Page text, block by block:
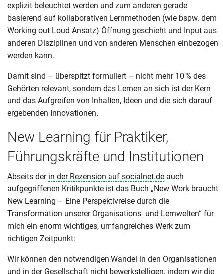
explizit beleuchtet werden und zum anderen gerade
basierend auf kollaborativen Lernmethoden (wie bspw. dem
Working out Loud Ansatz) Öffnung geschieht und Input aus
anderen Disziplinen und von anderen Menschen einbezogen
werden kann.
Damit sind – überspitzt formuliert – nicht mehr 10 % des
Gehörten relevant, sondern das Lernen an sich ist der Kern
und das Aufgreifen von Inhalten, Ideen und die sich darauf
ergebenden Innovationen.
New Learning für Praktiker,
Führungskräfte und Institutionen
Abseits der in der Rezension auf socialnet.de auch
aufgegriffenen Kritikpunkte ist das Buch „New Work braucht
New Learning – Eine Perspektivreise durch die
Transformation unserer Organisations- und Lernwelten“ für
mich ein enorm wichtiges, umfangreiches Werk zum
richtigen Zeitpunkt:
Wir können den notwendigen Wandel in den Organisationen
und in der Gesellschaft nicht bewerkstelligen, indem wir die